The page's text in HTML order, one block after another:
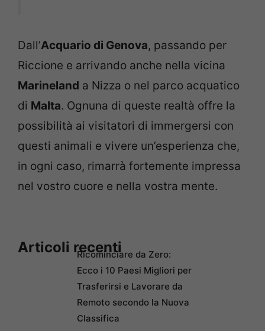
Dall’Acquario di Genova, passando per
Riccione e arrivando anche nella vicina
Marineland a Nizza o nel parco acquatico
di Malta. Ognuna di queste realtà offre la
possibilità ai visitatori di immergersi con
questi animali e vivere un’esperienza che,
in ogni caso, rimarrà fortemente impressa
nel vostro cuore e nella vostra mente.
Articoli recentiRicominciare da Zero:
Ecco i 10 Paesi Migliori per
Trasferirsi e Lavorare da
Remoto secondo la Nuova
Classifica